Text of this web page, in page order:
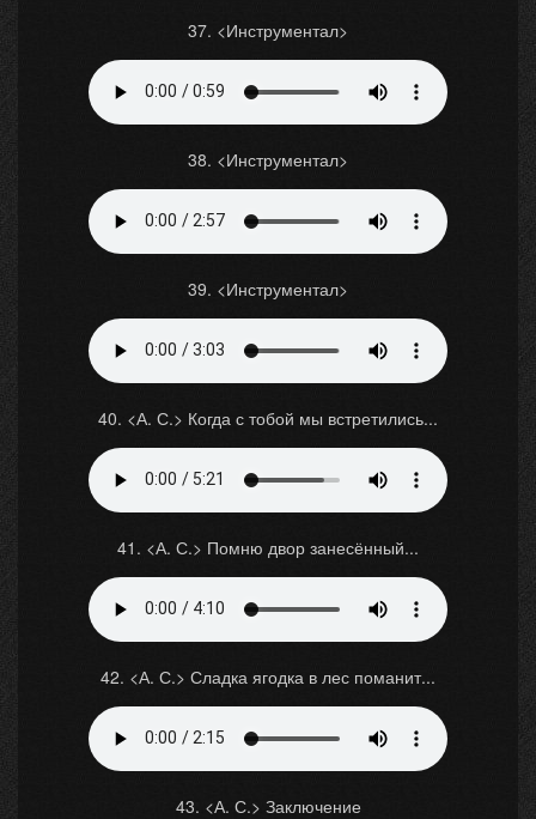
37. <Инструментал>
38. <Инструментал>
39. <Инструментал>
40. <А. С.> Когда с тобой мы встретились...
41. <А. С.> Помню двор занесённый...
42. <А. С.> Сладка ягодка в лес поманит...
43. <А. С.> Заключение